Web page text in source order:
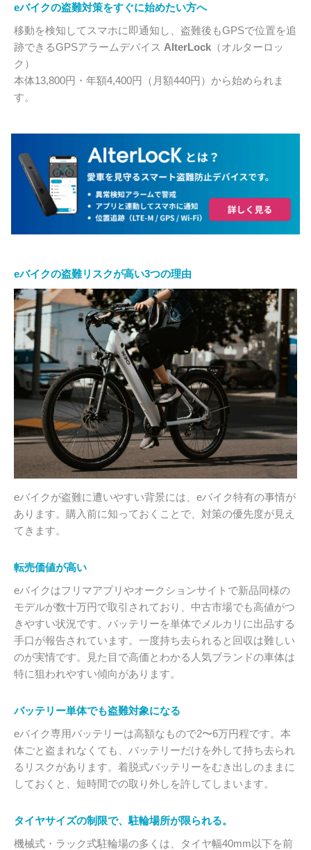
eバイクの盗難対策をすぐに始めたい方へ
移動を検知してスマホに即通知し、盗難後もGPSで位置を追
跡できるGPSアラームデバイス AlterLock （オルターロッ
ク）
本体13,800円・年額4,400円（月額440円）から始められま
す。
eバイクの盗難リスクが高い3つの理由
eバイクが盗難に遭いやすい背景には、eバイク特有の事情が
あります。購入前に知っておくことで、対策の優先度が見え
てきます。
転売価値が高い
eバイクはフリマアプリやオークションサイトで新品同様の
モデルが数十万円で取引されており、中古市場でも高値がつ
きやすい状況です。バッテリーを単体でメルカリに出品する
手口が報告されています。一度持ち去られると回収は難しい
のが実情です。見た目で高価とわかる人気ブランドの車体は
特に狙われやすい傾向があります。
バッテリー単体でも盗難対象になる
eバイク専用バッテリーは高額なもので2〜6万円程です。本
体ごと盗まれなくても、バッテリーだけを外して持ち去られ
るリスクがあります。着脱式バッテリーをむき出しのままに
しておくと、短時間での取り外しを許してしまいます。
タイヤサイズの制限で、駐輪場所が限られる。
機械式・ラック式駐輪場の多くは、タイヤ幅40mm以下を前